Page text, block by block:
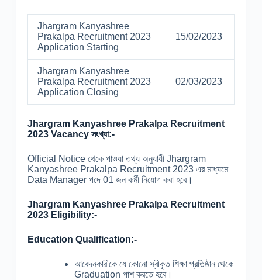
Jhargram Kanyashree
Prakalpa Recruitment 2023
Application Starting
15/02/2023
Jhargram Kanyashree
Prakalpa Recruitment 2023
Application Closing
02/03/2023
Jhargram Kanyashree Prakalpa Recruitment
2023 Vacancy সংখ্যা:-
Official Notice থেকে পাওয়া তথ্য অনুযায়ী Jhargram
Kanyashree Prakalpa Recruitment 2023 এর মাধ্যমে
Data Manager পদে 01 জন কর্মী নিয়োগ করা হবে।
Jhargram Kanyashree Prakalpa Recruitment
2023 Eligibility:-
Education Qualification:-
আবেদনকারীকে যে কোনো স্বীকৃত শিক্ষা প্রতিষ্ঠান থেকে
Graduation পাশ করতে হবে।